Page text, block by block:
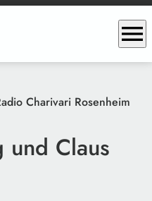
menu
Charivari Rosenheim
und Claus